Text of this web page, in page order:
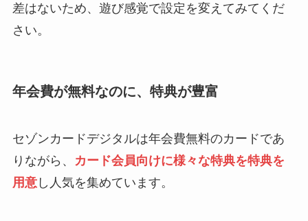
差はないため、遊び感覚で設定を変えてみてくだ
さい。
年会費が無料なのに、特典が豊富
セゾンカードデジタルは年会費無料のカードであ
りながら、
カード会員向けに様々な特典を特典を
用意し人気を集めています。